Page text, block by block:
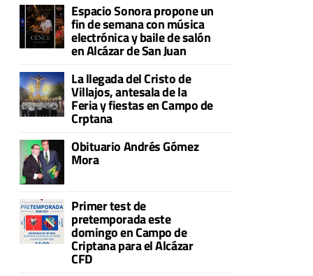
Espacio Sonora propone un
fin de semana con música
electrónica y baile de salón
en Alcázar de San Juan
La llegada del Cristo de
Villajos, antesala de la
Feria y fiestas en Campo de
Crptana
Obituario Andrés Gómez
Mora
Primer test de
pretemporada este
domingo en Campo de
Criptana para el Alcázar
CFD